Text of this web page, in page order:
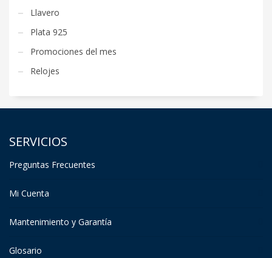
Llavero
Plata 925
Promociones del mes
Relojes
SERVICIOS
Preguntas Frecuentes
Mi Cuenta
Mantenimiento y Garantía
Glosario